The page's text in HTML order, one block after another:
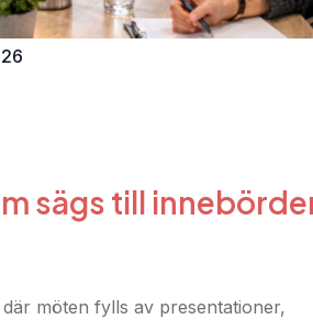
sägs till
möten fylls av presentationer,